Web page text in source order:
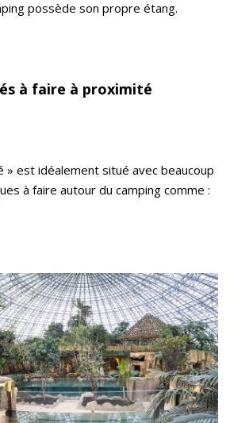
possède son propre étang.
à faire à proximité
» est idéalement situé avec beaucoup
à faire autour du camping comme :